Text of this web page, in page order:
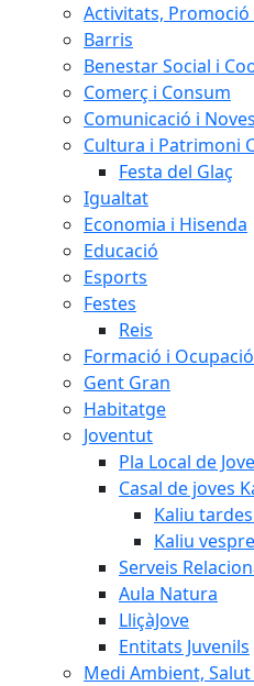
Activitats, Promoció
Barris
Benestar Social i
Comerç i Consum
Comunicació i
Cultura i Patrimoni
Festa del Glaç
Igualtat
Economia i Hisenda
Educació
Esports
Festes
Reis
Formació i Ocupació
Gent Gran
Habitatge
Joventut
Pla Local de
Casal de joves
Kaliu tardes
Kaliu
Serveis
Aula Natura
LliçàJove
Entitats Juvenils
Medi Ambient,